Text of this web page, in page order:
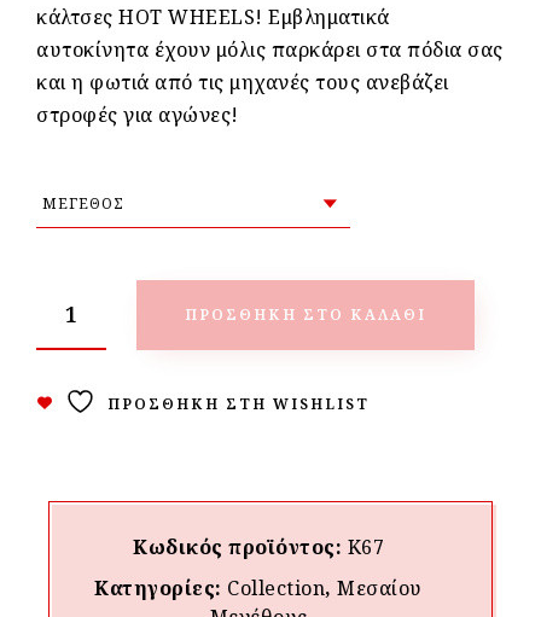
κάλτσες HOT WHEELS! Εμβληματικά
αυτοκίνητα έχουν μόλις παρκάρει στα πόδια σας
και η φωτιά από τις μηχανές τους ανεβάζει
στροφές για αγώνες!
ΠΡΟΣΘΉΚΗ ΣΤΟ ΚΑΛΆΘΙ
ΠΡΟΣΘΉΚΗ ΣΤΗ WISHLIST
Κωδικός προϊόντος: K67
Κατηγορίες: Collection,Μεσαίου